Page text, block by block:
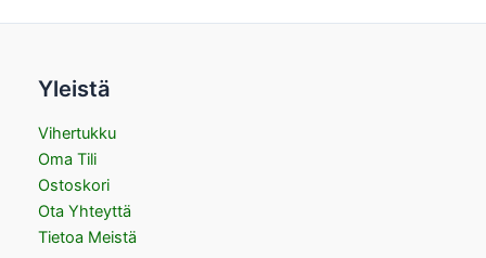
Yleistä
Vihertukku
Oma Tili
Ostoskori
Ota Yhteyttä
Tietoa Meistä